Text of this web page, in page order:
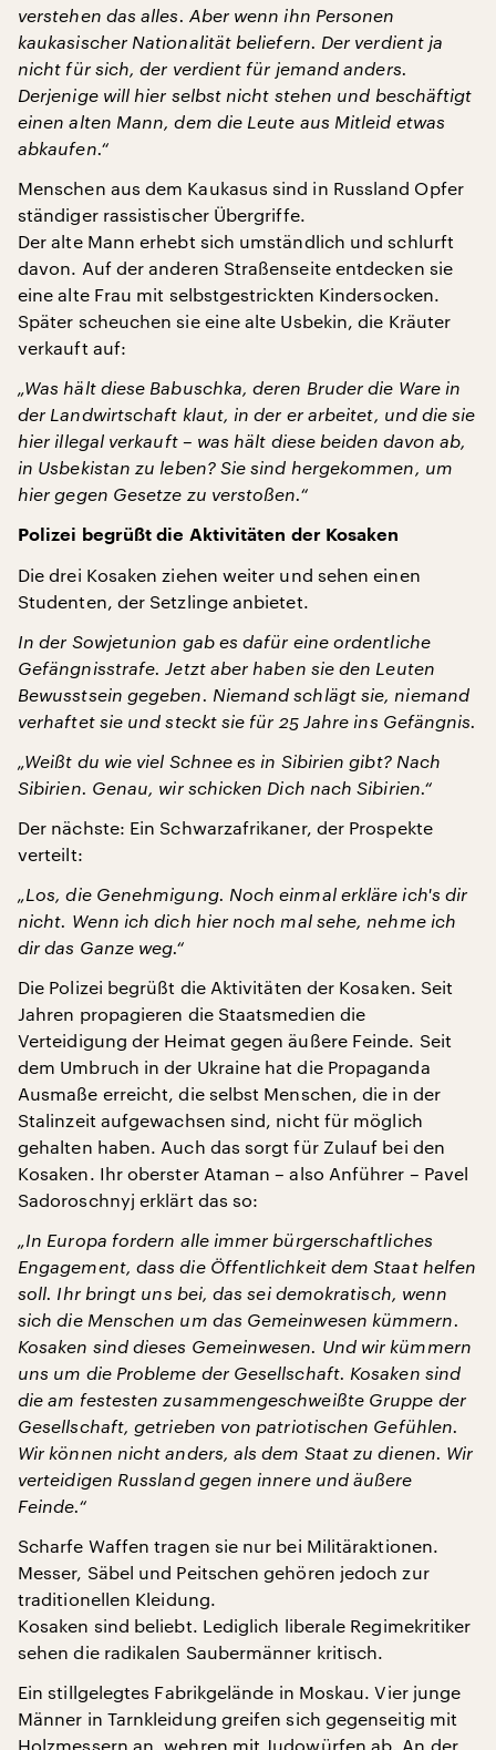
verstehen das alles. Aber wenn ihn Personen
kaukasischer Nationalität beliefern. Der verdient ja
nicht für sich, der verdient für jemand anders.
Derjenige will hier selbst nicht stehen und beschäftigt
einen alten Mann, dem die Leute aus Mitleid etwas
abkaufen.“
Menschen aus dem Kaukasus sind in Russland Opfer
ständiger rassistischer Übergriffe.
Der alte Mann erhebt sich umständlich und schlurft
davon. Auf der anderen Straßenseite entdecken sie
eine alte Frau mit selbstgestrickten Kindersocken.
Später scheuchen sie eine alte Usbekin, die Kräuter
verkauft auf:
„Was hält diese Babuschka, deren Bruder die Ware in
der Landwirtschaft klaut, in der er arbeitet, und die sie
hier illegal verkauft – was hält diese beiden davon ab,
in Usbekistan zu leben? Sie sind hergekommen, um
hier gegen Gesetze zu verstoßen.“
Polizei begrüßt die Aktivitäten der Kosaken
Die drei Kosaken ziehen weiter und sehen einen
Studenten, der Setzlinge anbietet.
In der Sowjetunion gab es dafür eine ordentliche
Gefängnisstrafe. Jetzt aber haben sie den Leuten
Bewusstsein gegeben. Niemand schlägt sie, niemand
verhaftet sie und steckt sie für 25 Jahre ins Gefängnis.
„Weißt du wie viel Schnee es in Sibirien gibt? Nach
Sibirien. Genau, wir schicken Dich nach Sibirien.“
Der nächste: Ein Schwarzafrikaner, der Prospekte
verteilt:
„Los, die Genehmigung. Noch einmal erkläre ich's dir
nicht. Wenn ich dich hier noch mal sehe, nehme ich
dir das Ganze weg.“
Die Polizei begrüßt die Aktivitäten der Kosaken. Seit
Jahren propagieren die Staatsmedien die
Verteidigung der Heimat gegen äußere Feinde. Seit
dem Umbruch in der Ukraine hat die Propaganda
Ausmaße erreicht, die selbst Menschen, die in der
Stalinzeit aufgewachsen sind, nicht für möglich
gehalten haben. Auch das sorgt für Zulauf bei den
Kosaken. Ihr oberster Ataman – also Anführer – Pavel
Sadoroschnyj erklärt das so:
„In Europa fordern alle immer bürgerschaftliches
Engagement, dass die Öffentlichkeit dem Staat helfen
soll. Ihr bringt uns bei, das sei demokratisch, wenn
sich die Menschen um das Gemeinwesen kümmern.
Kosaken sind dieses Gemeinwesen. Und wir kümmern
uns um die Probleme der Gesellschaft. Kosaken sind
die am festesten zusammengeschweißte Gruppe der
Gesellschaft, getrieben von patriotischen Gefühlen.
Wir können nicht anders, als dem Staat zu dienen. Wir
verteidigen Russland gegen innere und äußere
Feinde.“
Scharfe Waffen tragen sie nur bei Militäraktionen.
Messer, Säbel und Peitschen gehören jedoch zur
traditionellen Kleidung.
Kosaken sind beliebt. Lediglich liberale Regimekritiker
sehen die radikalen Saubermänner kritisch.
Ein stillgelegtes Fabrikgelände in Moskau. Vier junge
Männer in Tarnkleidung greifen sich gegenseitig mit
Holzmessern an, wehren mit Judowürfen ab. An der